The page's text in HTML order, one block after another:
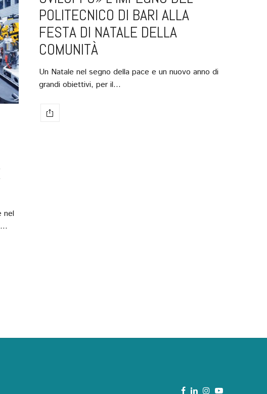
POLITECNICO DI BARI ALLA
FESTA DI NATALE DELLA
COMUNITÀ
Un Natale nel segno della pace e un nuovo anno di
grandi obiettivi, per il…
nel